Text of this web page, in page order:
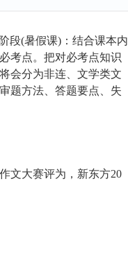
段(暑假课)：结合课本内
考点。把对必考点知识
会分为非连、文学类文
题方法、答题要点、失
文大赛评为，新东方20